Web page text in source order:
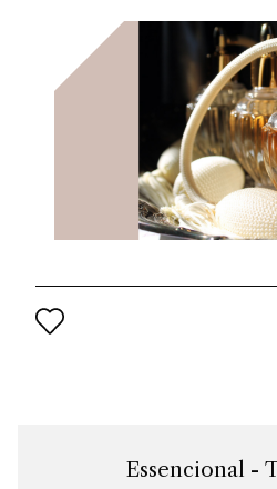
Essencional -